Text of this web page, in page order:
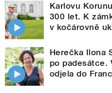
Karlovu
300 let. K
v kočárovně
Herečka Ilona
po padesátce.
odjela do